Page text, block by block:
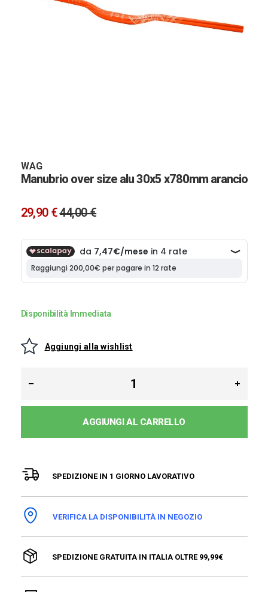
WAG
Manubrio over size alu 30x5 x780mm arancio
29,90 €44,00 €
Disponibilità Immediata
Aggiungi alla wishlist
AGGIUNGI AL CARRELLO
SPEDIZIONE IN 1 GIORNO LAVORATIVO
VERIFICA LA DISPONIBILITÀ IN NEGOZIO
SPEDIZIONE GRATUITA IN ITALIA OLTRE 99,99€
galleria
di